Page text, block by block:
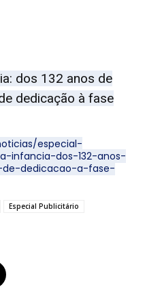
dos 132 anos de
dedicação à fase
especial-
infancia-dos-132-anos-
dedicacao-a-fase-
Especial Publicitário